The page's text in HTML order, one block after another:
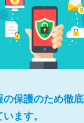
の保護のため徹
ます。